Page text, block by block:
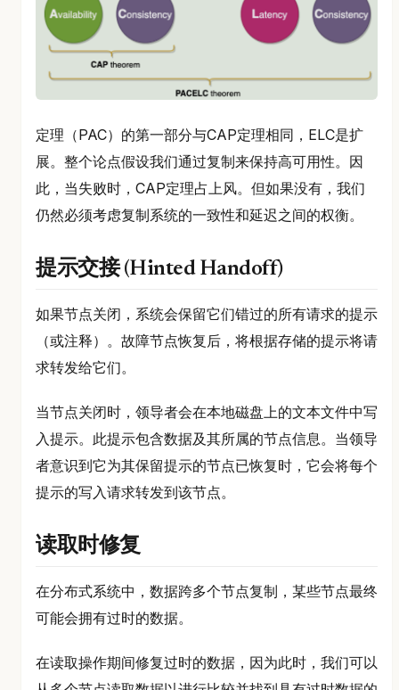
定理（PAC）的第一部分与CAP定理相同，ELC是扩
展。整个论点假设我们通过复制来保持高可用性。因
此，当失败时，CAP定理占上风。但如果没有，我们
仍然必须考虑复制系统的一致性和延迟之间的权衡。
提示交接 (Hinted Handoff)
如果节点关闭，系统会保留它们错过的所有请求的提示
（或注释）。故障节点恢复后，将根据存储的提示将请
求转发给它们。
当节点关闭时，领导者会在本地磁盘上的文本文件中写
入提示。此提示包含数据及其所属的节点信息。当领导
者意识到它为其保留提示的节点已恢复时，它会将每个
提示的写入请求转发到该节点。
读取时修复
在分布式系统中，数据跨多个节点复制，某些节点最终
可能会拥有过时的数据。
在读取操作期间修复过时的数据，因为此时，我们可以